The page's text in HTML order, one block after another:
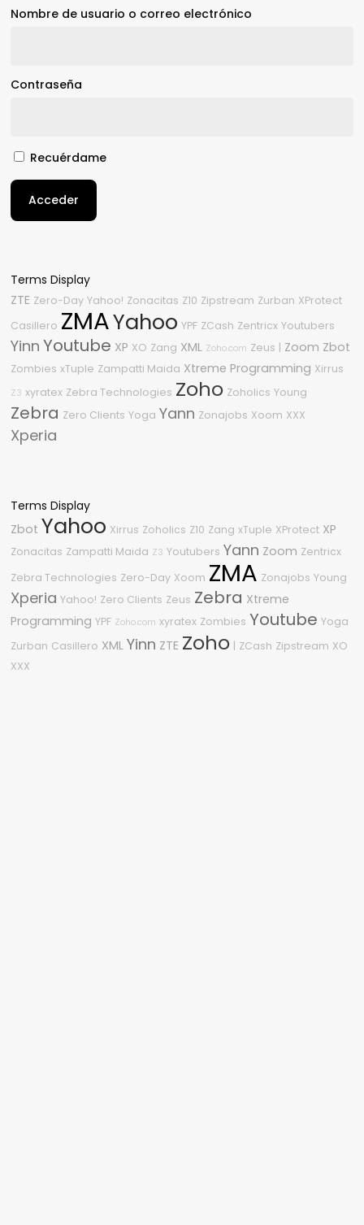
Nombre de usuario o correo electrónico
Contraseña
Recuérdame
Acceder
Terms Display
ZTE Zero-Day Yahoo! Zonacitas Z10 Zipstream Zurban XProtect
Casillero ZMAYahoo YPF ZCash Zentricx Youtubers
Yinn Youtube XP XO Zang XML Zoho.com Zeus | Zoom Zbot
Zombies xTuple Zampatti Maida Xtreme Programming Xirrus
Z3 xyratex Zebra Technologies Zoho Zoholics Young
Zebra Zero Clients Yoga Yann Zonajobs Xoom XXX
Xperia
Terms Display
Zbot Yahoo Xirrus Zoholics Z10 Zang xTuple XProtect XP
Zonacitas Zampatti Maida Z3 Youtubers Yann Zoom Zentricx
Zebra Technologies Zero-Day Xoom ZMA Zonajobs Young
Xperia Yahoo! Zero Clients Zeus Zebra Xtreme
Programming YPF Zoho.com xyratex Zombies Youtube Yoga
Zurban Casillero XML Yinn ZTE Zoho | ZCash Zipstream XO
XXX